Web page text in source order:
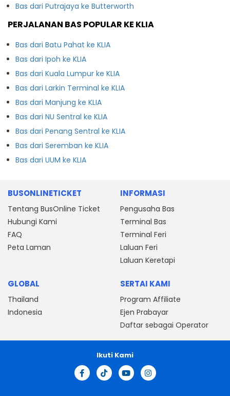
Bas dari Putrajaya ke Butterworth
PERJALANAN BAS POPULAR KE KLIA
Bas dari Batu Pahat ke KLIA
Bas dari Ipoh ke KLIA
Bas dari Kuala Lumpur ke KLIA
Bas dari Larkin Terminal ke KLIA
Bas dari Manjung ke KLIA
Bas dari NU Sentral ke KLIA
Bas dari Penang Sentral ke KLIA
Bas dari Seremban ke KLIA
Bas dari UUM ke KLIA
BUSONLINETICKET
Tentang BusOnline Ticket
Hubungi Kami
FAQ
Peta Laman
INFORMASI
Pengusaha Bas
Terminal Bas
Terminal Feri
Laluan Feri
Laluan Keretapi
GLOBAL
Thailand
Indonesia
SERTAI KAMI
Program Affiliate
Ejen Prabayar
Daftar sebagai Operator
Ikuti Kami